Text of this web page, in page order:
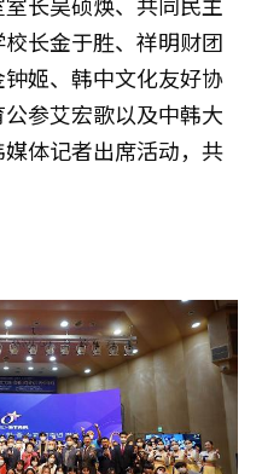
长金于胜、祥明财团
姬、韩中文化友好协
参艾宏歌以及中韩大
体记者出席活动，共